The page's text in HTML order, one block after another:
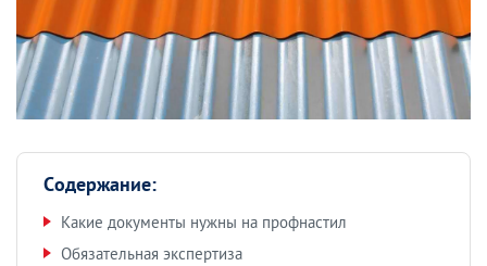
Содержание:
Какие документы нужны на профнастил
Обязательная экспертиза